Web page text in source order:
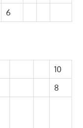
6
10
8